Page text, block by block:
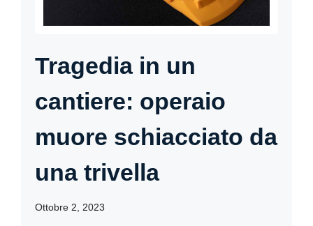
Tragedia in un
cantiere: operaio
muore schiacciato da
una trivella
Ottobre 2, 2023